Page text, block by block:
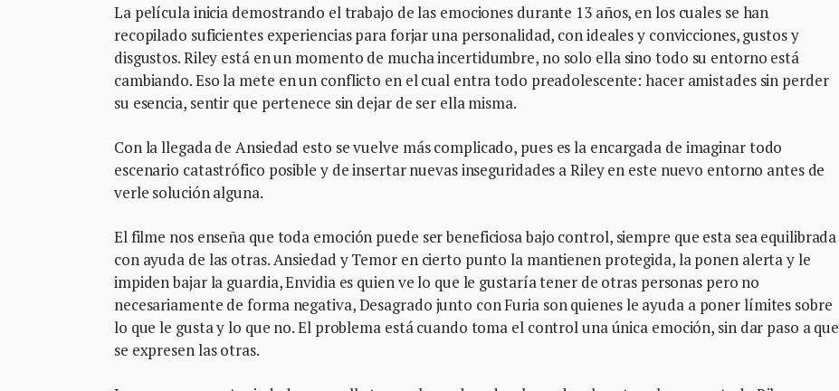
La película inicia demostrando el trabajo de las emociones durante 13 años, en los cuales se han
recopilado suficientes experiencias para forjar una personalidad, con ideales y convicciones, gustos y
disgustos. Riley está en un momento de mucha incertidumbre, no solo ella sino todo su entorno está
cambiando. Eso la mete en un conflicto en el cual entra todo preadolescente: hacer amistades sin perder
su esencia, sentir que pertenece sin dejar de ser ella misma.
Con la llegada de Ansiedad esto se vuelve más complicado, pues es la encargada de imaginar todo
escenario catastrófico posible y de insertar nuevas inseguridades a Riley en este nuevo entorno antes de
verle solución alguna.
El filme nos enseña que toda emoción puede ser beneficiosa bajo control, siempre que esta sea equilibrada
con ayuda de las otras. Ansiedad y Temor en cierto punto la mantienen protegida, la ponen alerta y le
impiden bajar la guardia, Envidia es quien ve lo que le gustaría tener de otras personas pero no
necesariamente de forma negativa, Desagrado junto con Furia son quienes le ayuda a poner límites sobre
lo que le gusta y lo que no. El problema está cuando toma el control una única emoción, sin dar paso a que
se expresen las otras.